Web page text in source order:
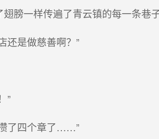
膀一样传遍了青云镇的每一条巷子
还是做慈善啊？”
”
了四个章了……”